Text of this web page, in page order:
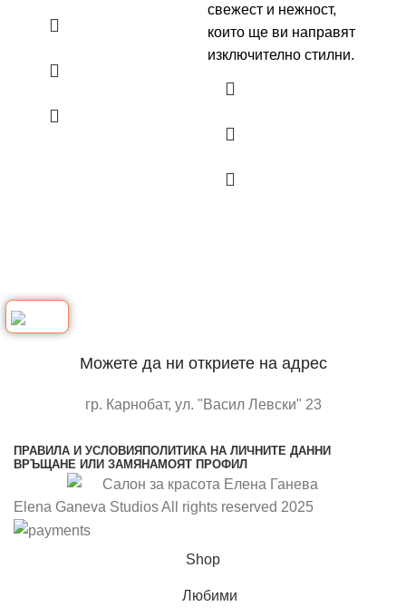
свежест и нежност,
които ще ви направят
изключително стилни.
Можете да ни откриете на адрес
гр. Карнобат, ул. "Васил Левски" 23
ПРАВИЛА И УСЛОВИЯ ПОЛИТИКА НА ЛИЧНИТЕ ДАННИ
ВРЪЩАНЕ ИЛИ ЗАМЯНАМОЯТ ПРОФИЛ
Elena Ganeva Studios All rights reserved 2025
Shop
Любими